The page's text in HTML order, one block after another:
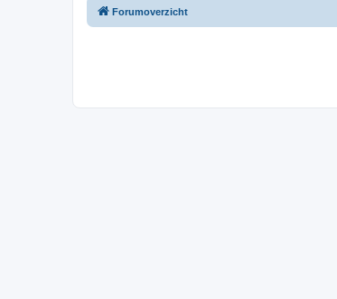
Forumoverzicht